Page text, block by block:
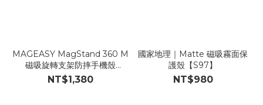
MAGEASY MagStand 360 M
磁吸旋轉支架防摔手機殼
【T04】
NT$1,380
國家地理｜Matte 磁吸霧面保
護殼【S97】
NT$980